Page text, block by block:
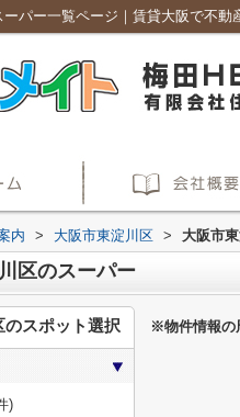
内 > 大阪市東淀川区 > 大阪市
区のスーパー
※物件情報の
のスポット選択
)